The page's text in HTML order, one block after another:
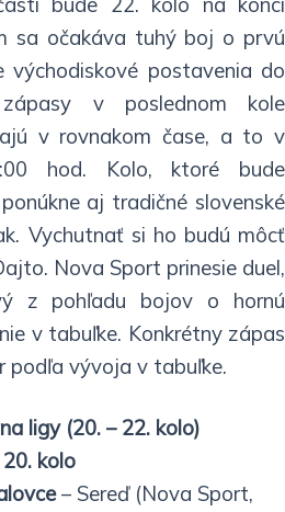
sa očakáva tuhý boj o prvú
východiskové postavenia do
v poslednom kole
v rovnakom čase, a to v
hod. Kolo, ktoré bude
aj tradičné slovenské
Vychutnať si ho budú môcť
Nova Sport prinesie duel,
z pohľadu bojov o hornú
v tabuľke. Konkrétny zápas
podľa vývoja v tabuľke.
ligy (20. – 22. kolo)
20. kolo
– Sereď (Nova Sport,